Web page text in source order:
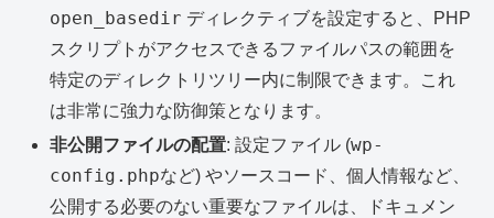
open_basedir ディレクティブを設定すると、PHP
スクリプトがアクセスできるファイルパスの範囲を
特定のディレクトリツリー内に制限できます。これ
は非常に強力な防御策となります。
非公開ファイルの配置: 設定ファイル (wp-
config.phpなど) やソースコード、個人情報など、
公開する必要のない重要なファイルは、ドキュメン